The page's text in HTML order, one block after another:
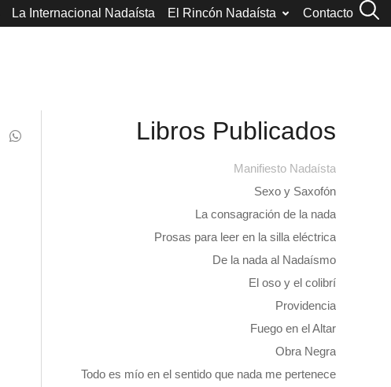
La Internacional Nadaísta El Rincón Nadaísta Contacto
Libros Publicados
Manifiesto Nadaísta
Sexo y Saxofón
La consagración de la nada
Prosas para leer en la silla eléctrica
De la nada al Nadaísmo
El oso y el colibrí
Providencia
Fuego en el Altar
Obra Negra
Todo es mío en el sentido que nada me pertenece